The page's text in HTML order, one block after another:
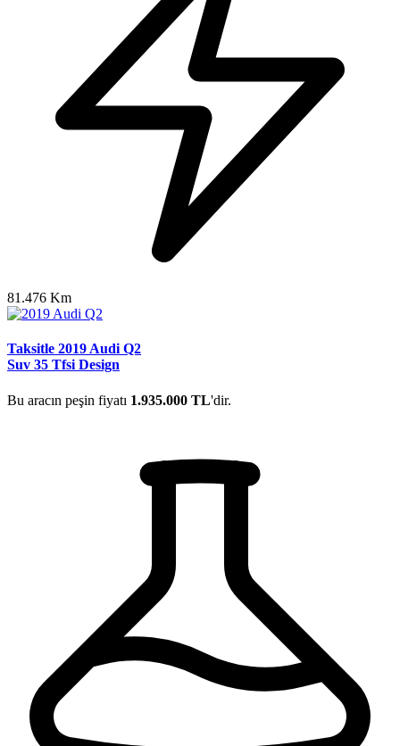
81.476 Km
Taksitle 2019 Audi Q2
Suv 35 Tfsi Design
Bu aracın peşin fiyatı 1.935.000 TL'dir.